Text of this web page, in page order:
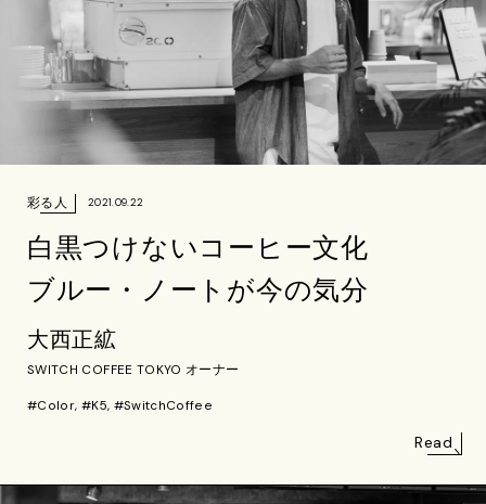
彩る人 2021.09.22
白黒つけないコーヒー文化
ブルー・ノートが今の気分
大西正絋
SWITCH COFFEE TOKYO オーナー
#Color, #K5, #SwitchCoffee
Read